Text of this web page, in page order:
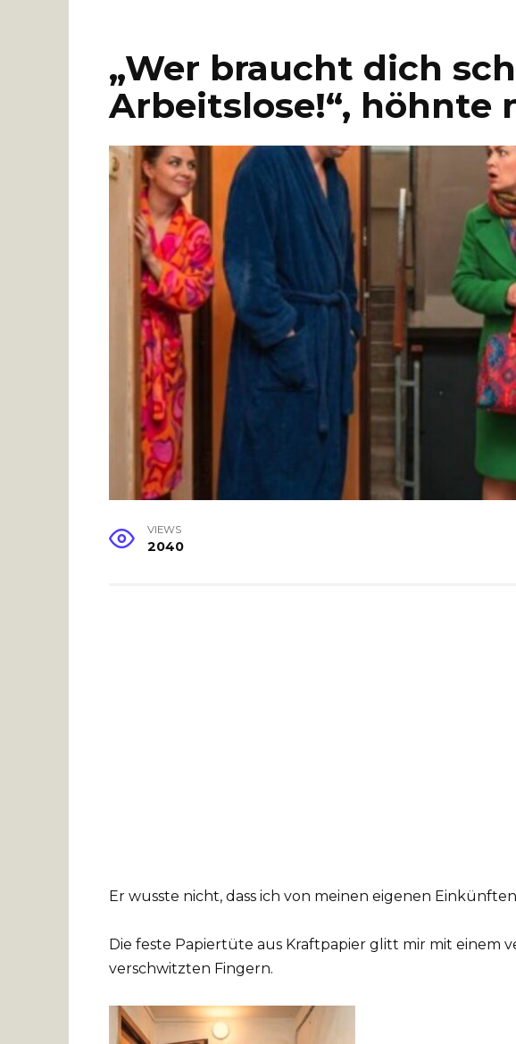
„Wer braucht dich
Arbeitslose!“, höhnte
VIEWS
2040
Er wusste nicht, dass ich von meinen eigenen
Die feste Papiertüte aus Kraftpapier glitt mir mit einem
verschwitzten Fingern.